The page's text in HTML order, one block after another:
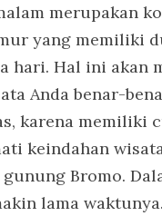
merupakan
yang memiliki
hari. Hal ini akan
Anda benar-
karena memiliki
keindahan
Bromo.
lama